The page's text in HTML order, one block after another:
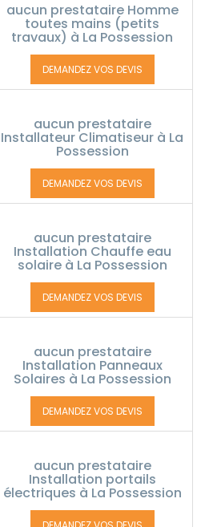
aucun prestataire Homme
toutes mains (petits
travaux) à La Possession
DEMANDEZ VOS DEVIS
aucun prestataire
Installateur Climatiseur à La
Possession
DEMANDEZ VOS DEVIS
aucun prestataire
Installation Chauffe eau
solaire à La Possession
DEMANDEZ VOS DEVIS
aucun prestataire
Installation Panneaux
Solaires à La Possession
DEMANDEZ VOS DEVIS
aucun prestataire
Installation portails
électriques à La Possession